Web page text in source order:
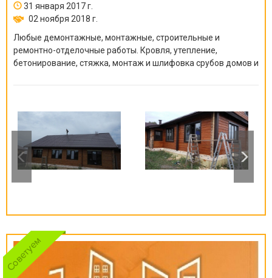
31 января 2017 г.
02 ноября 2018 г.
Любые демонтажные, монтажные, строительные и
ремонтно-отделочные работы. Кровля, утепление,
бетонирование, стяжка, монтаж и шлифовка срубов домов и
другое.